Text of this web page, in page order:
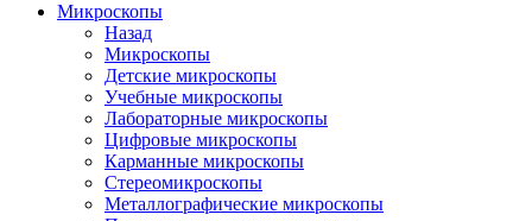
Микроскопы
Назад
Микроскопы
Детские микроскопы
Учебные микроскопы
Лабораторные микроскопы
Цифровые микроскопы
Карманные микроскопы
Стереомикроскопы
Металлографические микроскопы